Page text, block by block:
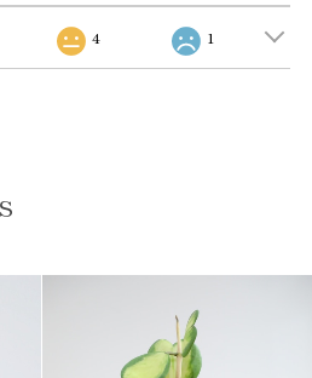
4 1